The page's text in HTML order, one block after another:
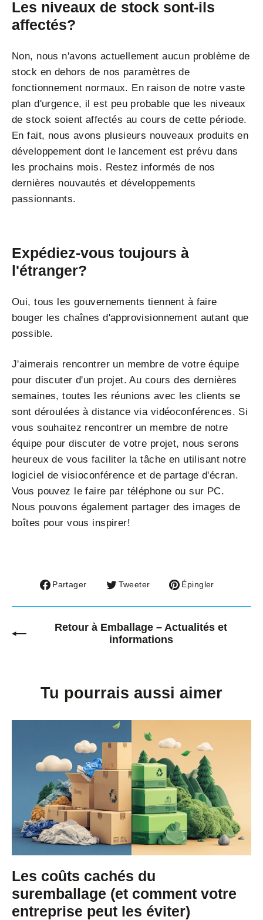
Les niveaux de stock sont-ils
affectés?
Non, nous n'avons actuellement aucun problème de
stock en dehors de nos paramètres de
fonctionnement normaux. En raison de notre vaste
plan d'urgence, il est peu probable que les niveaux
de stock soient affectés au cours de cette période.
En fait, nous avons plusieurs nouveaux produits en
développement dont le lancement est prévu dans
les prochains mois. Restez informés de nos
dernières nouvautés et développements
passionnants.
Expédiez-vous toujours à
l'étranger?
Oui, tous les gouvernements tiennent à faire
bouger les chaînes d'approvisionnement autant que
possible.
J'aimerais rencontrer un membre de votre équipe
pour discuter d'un projet. Au cours des dernières
semaines, toutes les réunions avec les clients se
sont déroulées à distance via vidéoconférences. Si
vous souhaitez rencontrer un membre de notre
équipe pour discuter de votre projet, nous serons
heureux de vous faciliter la tâche en utilisant notre
logiciel de visioconférence et de partage d'écran.
Vous pouvez le faire par téléphone ou sur PC.
Nous pouvons également partager des images de
boîtes pour vous inspirer!
Partager
Partager
sur
Tweeter
Tweeter
sur
Épingler
Épingler
sur
Pinterest
Retour à Emballage – Actualités et
informations
Tu pourrais aussi aimer
Les coûts cachés du
suremballage (et comment votre
entreprise peut les éviter)